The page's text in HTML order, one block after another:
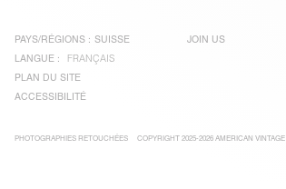
PAYS/RÉGIONS : SUISSE
LANGUE :
FRANÇAIS
PLAN DU SITE
ACCESSIBILITÉ
JOIN US
PHOTOGRAPHIES RETOUCHÉES COPYRIGHT 2025-2026 AMERICAN VINTAGE